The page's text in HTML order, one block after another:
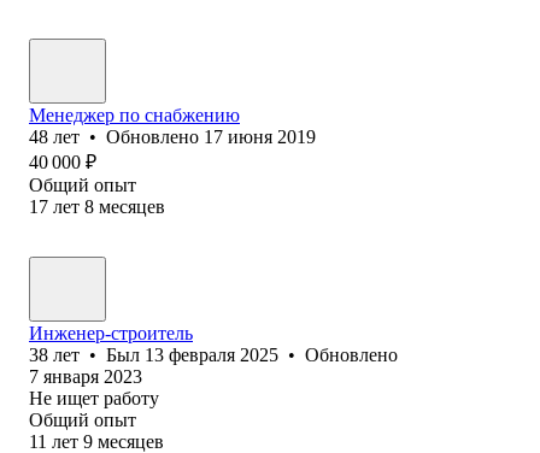
Менеджер по снабжению
48 лет • Обновлено 17 июня 2019
40 000 ₽
Общий опыт
17 лет 8 месяцев
Инженер-строитель
38 лет • Был 13 февраля 2025 • Обновлено
7 января 2023
Не ищет работу
Общий опыт
11 лет 9 месяцев